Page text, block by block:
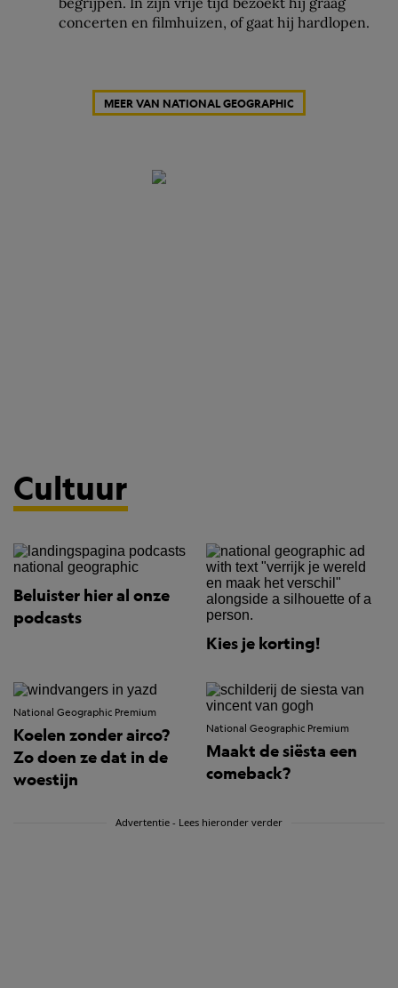
concerten en filmhuizen, of gaat hij hardlopen.
MEER VAN NATIONAL GEOGRAPHIC
Cultuur
Beluister hier al onze
podcasts
Kies je korting!
National Geographic Premium
Koelen zonder airco?
Zo doen ze dat in de
woestijn
National Geographic Premium
Maakt de siësta een
comeback?
Advertentie - Lees hieronder verder